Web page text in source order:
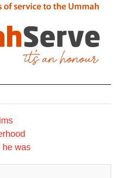
he was